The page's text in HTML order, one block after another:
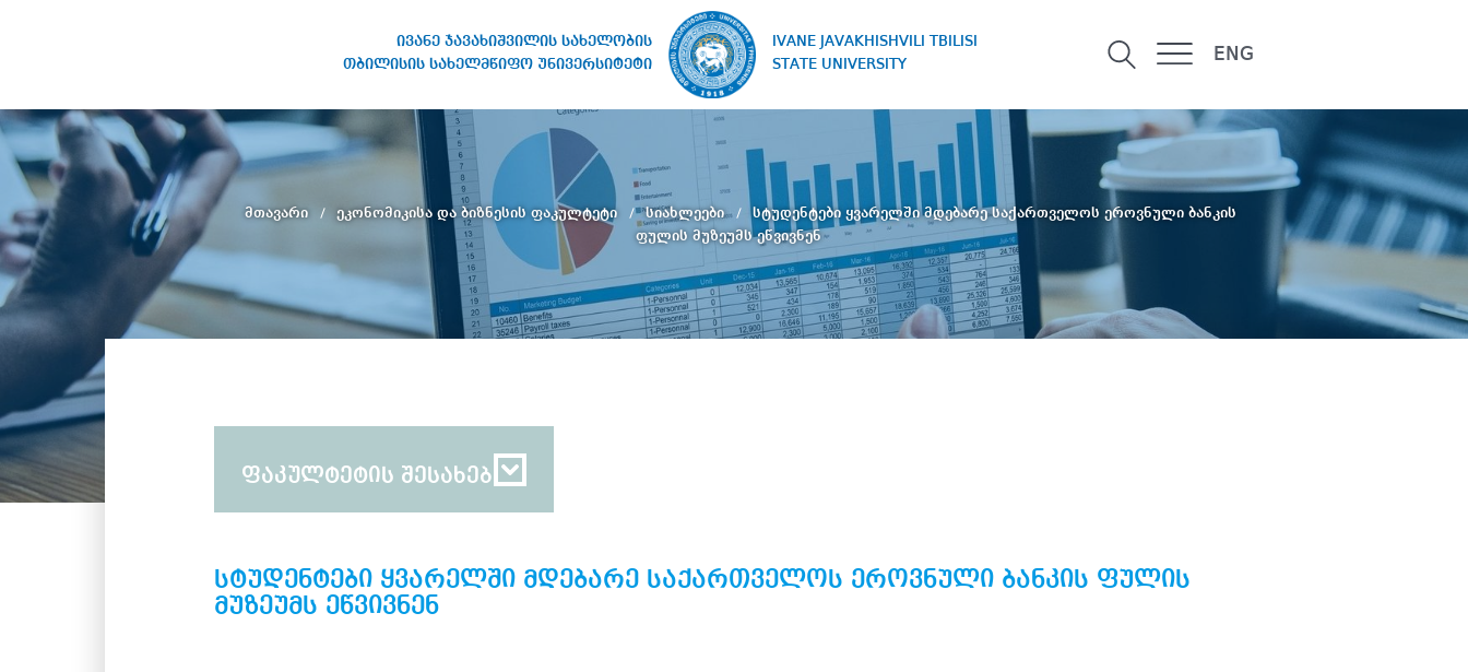
ივანე ჯავახიშვილის სახელობის
თბილისის სახელმწიფო უნივერსიტეტი
IVANE JAVAKHISHVILI TBILISI
STATE UNIVERSITY
ENG
სახელობის თბილისის
სახელმწიფო უნივერსიტეტი
მთავარი ეკონომიკისა და ბიზნესის ფაკულტეტი სიახლეები
სტუდენტები ყვარელში მდებარე საქართველოს ეროვნული ბანკის
ფულის მუზეუმს ეწვივნენ
ფაკულტეტის შესახებ
სტუდენტები ყვარელში მდებარე საქართველოს ეროვნული ბანკის ფულის
მუზეუმს ეწვივნენ